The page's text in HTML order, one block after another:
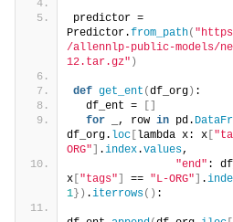
predictor =
Predictor.from_path(
/allennlp-public-models/
12.tar.gz" )
def get_ent (df_org) :
  df_ent =
[]
for _, row in pd.
df_org. loc [lambda x: x [
ORG"] .index.values,
"end" :
x ["tags"] == "L-ORG"] .
1}) .iterrows() :